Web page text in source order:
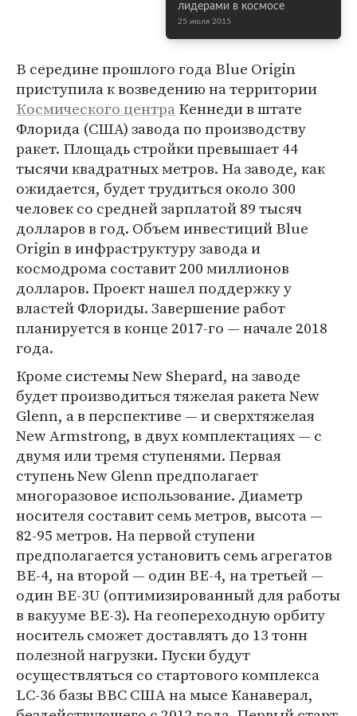
лидерами в космосе
25 июля 2015
В середине прошлого года Blue Origin
приступила к возведению на территории
Космического центраКеннеди в штате
Флорида (США) завода по производству
ракет. Площадь стройки превышает 44
тысячи квадратных метров. На заводе, как
ожидается, будет трудиться около 300
человек со средней зарплатой 89 тысяч
долларов в год. Объем инвестиций Blue
Origin в инфраструктуру завода и
космодрома составит 200 миллионов
долларов. Проект нашел поддержку у
властей Флориды. Завершение работ
планируется в конце 2017-го — начале 2018
года.
Кроме системы New Shepard, на заводе
будет производиться тяжелая ракета New
Glenn, а в перспективе — и сверхтяжелая
New Armstrong, в двух комплектациях — с
двумя или тремя ступенями. Первая
ступень New Glenn предполагает
многоразовое использование. Диаметр
носителя составит семь метров, высота —
82-95 метров. На первой ступени
предполагается установить семь агрегатов
ВЕ-4, на второй — один ВЕ-4, на третьей —
один BE-3U (оптимизированный для работы
в вакууме BE-3). На геопереходную орбиту
носитель сможет доставлять до 13 тонн
полезной нагрузки. Пуски будут
осуществляться со стартового комплекса
LC-36 базы ВВС США на мысе Канаверал,